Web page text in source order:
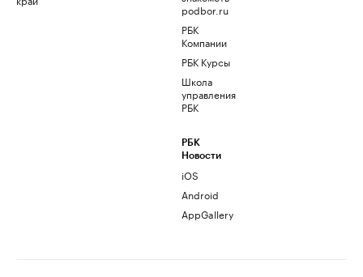
podbor.ru
РБК
Компании
РБК Курсы
Школа
управления
РБК
РБК
Новости
iOS
Android
AppGallery